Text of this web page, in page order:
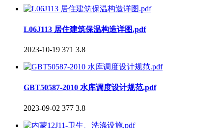
L06J113 居住建筑保温构造详图.pdf
2023-10-19 371 3.8
GBT50587-2010 水库调度设计规范.pdf
2023-09-02 377 3.8